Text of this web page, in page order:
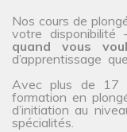
Nos cours de
votre disponibilité
quand vous
d’apprentissage
Avec plus de 17
formation en
d’initiation au
spécialités.